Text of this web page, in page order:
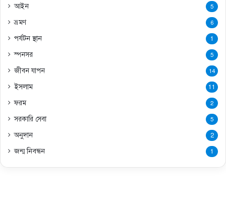
আইন 5
ভ্রমণ 6
পর্যটন স্থান 1
স্পনসর 5
জীবন যাপন 14
ইসলাম 11
ফরম 2
সরকারি সেবা 5
অনুদান 2
জন্ম নিবন্ধন 1